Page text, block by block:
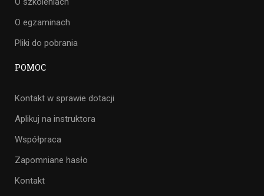
O egzaminach
Pliki do pobrania
POMOC
Kontakt w sprawie dotacji
Aplikuj na instruktora
Współpraca
Zapomniane hasło
Kontakt